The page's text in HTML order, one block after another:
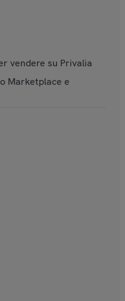
vendere su Privalia
Marketplace e